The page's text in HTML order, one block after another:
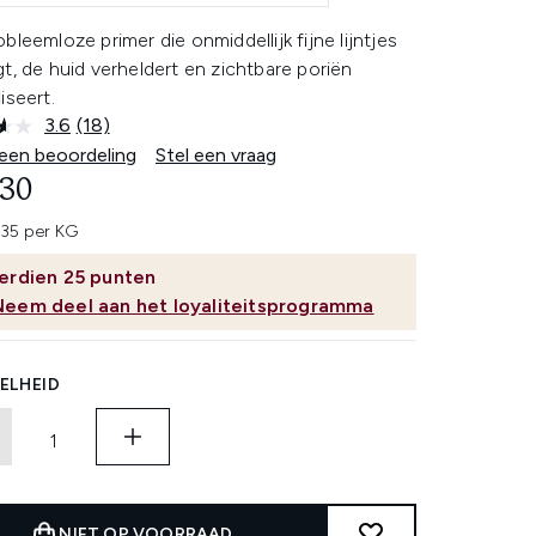
primer die onmiddellijk fijne lijntjes
de huid verheldert en zichtbare poriën
3.6 Lees
18
beoordelingen.
(18)
beoordeling
Stel een vraag
25 punten
deel aan het loyaliteitsprogramma
per KG